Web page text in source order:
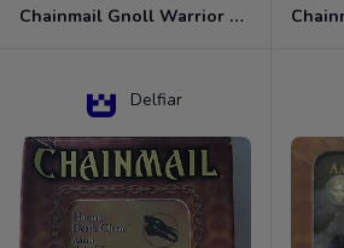
Chainmail Gnoll Warrior Dungeons & Dragons
Delfiar